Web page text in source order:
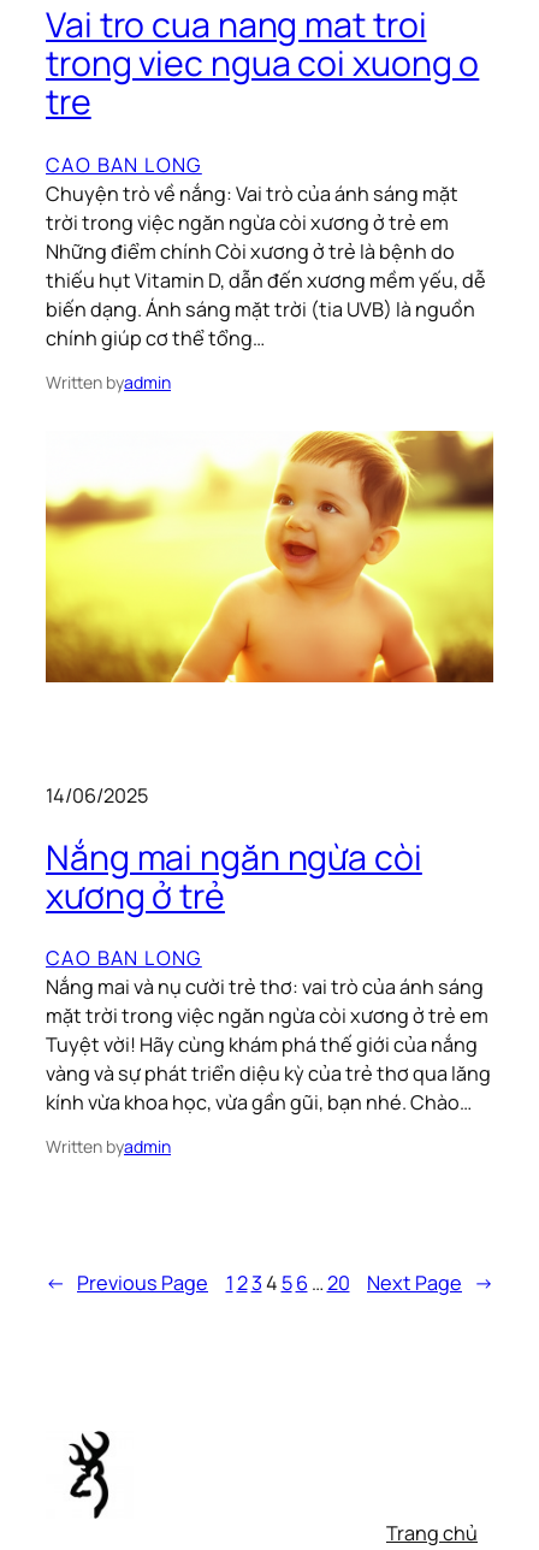
Vai tro cua nang mat troi
trong viec ngua coi xuong o
tre
CAO BAN LONG
Chuyện trò về nắng: Vai trò của ánh sáng mặt
trời trong việc ngăn ngừa còi xương ở trẻ em
Những điểm chính Còi xương ở trẻ là bệnh do
thiếu hụt Vitamin D, dẫn đến xương mềm yếu, dễ
biến dạng. Ánh sáng mặt trời (tia UVB) là nguồn
chính giúp cơ thể tổng…
Written byadmin
14/06/2025
Nắng mai ngăn ngừa còi
xương ở trẻ
CAO BAN LONG
Nắng mai và nụ cười trẻ thơ: vai trò của ánh sáng
mặt trời trong việc ngăn ngừa còi xương ở trẻ em
Tuyệt vời! Hãy cùng khám phá thế giới của nắng
vàng và sự phát triển diệu kỳ của trẻ thơ qua lăng
kính vừa khoa học, vừa gần gũi, bạn nhé. Chào…
Written byadmin
← Previous Page 1234 5 6 …20 Next Page →
Trang chủ